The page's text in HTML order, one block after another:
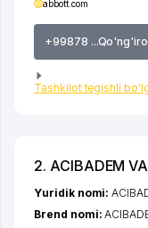
abbott.com
+99878
Tashkilot tegishli
2. ACIBADEM
Yuridik nomi:
Brend nomi: